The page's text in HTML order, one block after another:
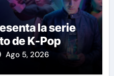
la serie
de K-Pop
Ago 5, 2026